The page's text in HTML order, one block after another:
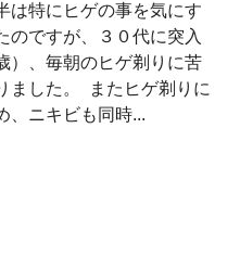
は特にヒゲの事を気にす
のですが、３０代に突入
）、毎朝のヒゲ剃りに苦
ました。 またヒゲ剃りに
、ニキビも同時...